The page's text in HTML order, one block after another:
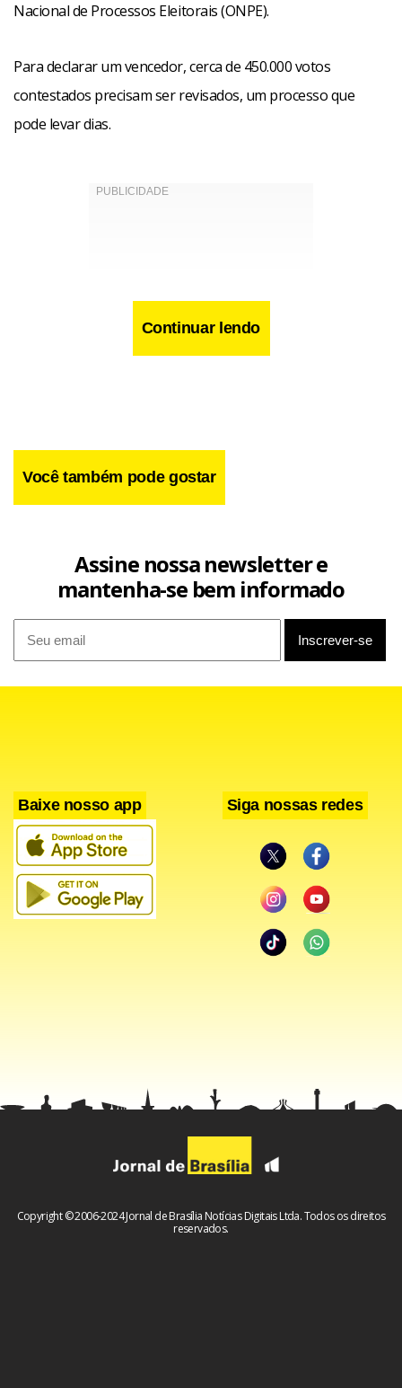
Nacional de Processos Eleitorais (ONPE).
Para declarar um vencedor, cerca de 450.000 votos
contestados precisam ser revisados, um processo que
pode levar dias.
Facebook
WhatsApp
LinkedIn
Twitter
X Telegram
Share
Continuar lendo
Você também pode gostar
Assine nossa newsletter e
mantenha-se bem informado
Baixe nosso app Siga nossas redes
Copyright © 2006-2024 Jornal de Brasília Notícias Digitais Ltda. Todos os direitos
reservados.